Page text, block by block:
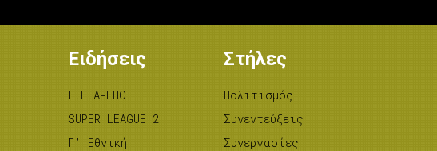
Ειδήσεις
Γ.Γ.Α-ΕΠΟ
SUPER LEAGUE 2
Γ’ Εθνική
Στήλες
Πολιτισμός
Συνεντεύξεις
Συνεργασίες